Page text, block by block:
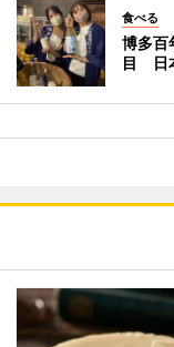
食べる
博多百
目 日